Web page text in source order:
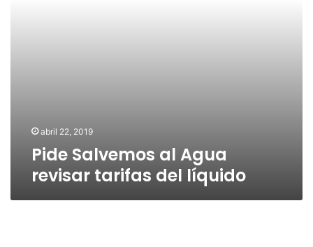
abril 22, 2019
Pide Salvemos al Agua
revisar tarifas del líquido